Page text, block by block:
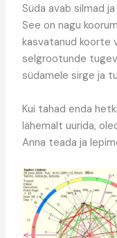
Süda avab silmad
See on nagu
kasvatanud koorte
selgrootunde
südamele sirge ja
Kui tahad enda
lähemalt uurida,
Anna teada ja